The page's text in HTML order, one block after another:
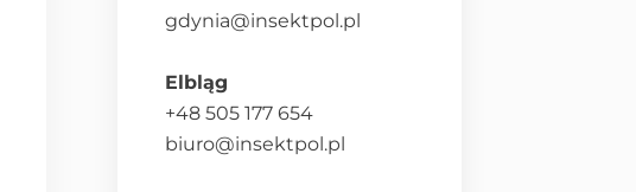
gdynia@insektpol.pl
Elbląg
+48 505 177 654
biuro@insektpol.pl